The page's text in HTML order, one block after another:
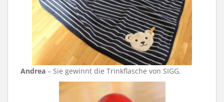
Andrea – Sie gewinnt die Trinkflasche von SIGG.